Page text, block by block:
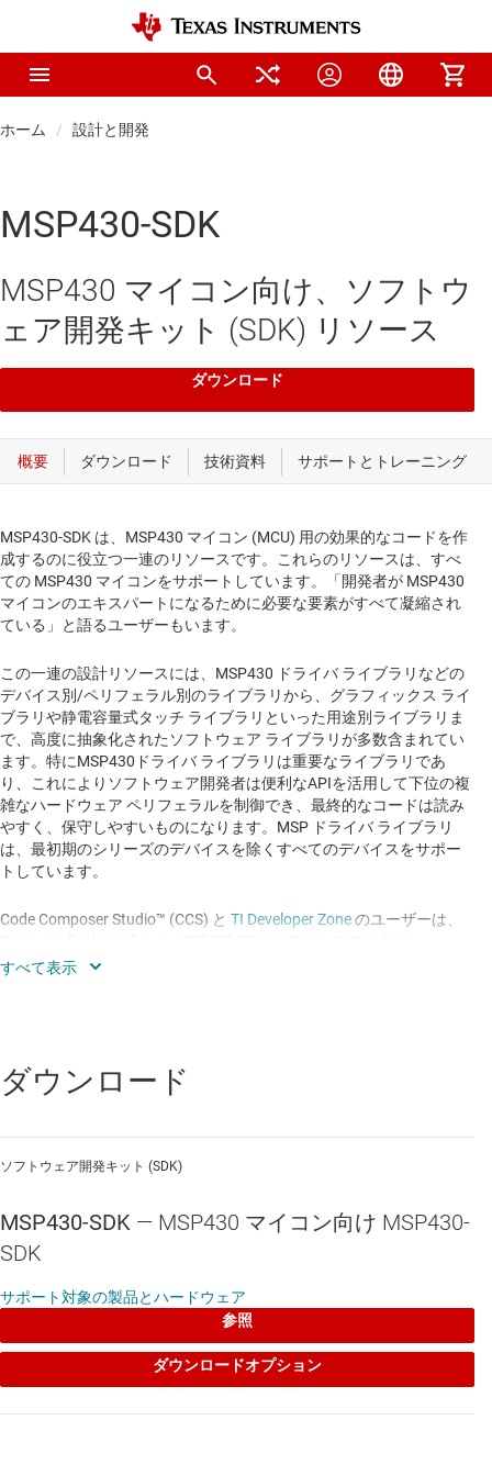
ホーム 設計と開発
MSP430-SDK
MSP430 マイコン向け、ソフトウ
ェア開発キット (SDK) リソース
ダウンロード
MSP430-SDK は、MSP430 マイコン (MCU) 用の効果的なコードを作
成するのに役立つ一連のリソースです。これらのリソースは、すべ
ての MSP430 マイコンをサポートしています。「開発者が MSP430
マイコンのエキスパートになるために必要な要素がすべて凝縮され
ている」と語るユーザーもいます。
この一連の設計リソースには、MSP430 ドライバ ライブラリなどの
デバイス別/ペリフェラル別のライブラリから、グラフィックス ライ
ブラリや静電容量式タッチ ライブラリといった用途別ライブラリま
で、高度に抽象化されたソフトウェア ライブラリが多数含まれてい
ます。特にMSP430ドライバ ライブラリは重要なライブラリであ
り、これによりソフトウェア開発者は便利なAPIを活用して下位の複
雑なハードウェア ペリフェラルを制御でき、最終的なコードは読み
やすく、保守しやすいものになります。MSP ドライバ ライブラリ
は、最初期のシリーズのデバイスを除くすべてのデバイスをサポー
トしています。
Code Composer Studio™ (CCS) と TI Developer Zoneのユーザーは、
特長
TI の新しいクラウドベース ツールの一部として利用可能
Web 経由の自動更新
MSP ドライバ ライブラリの特長
2 ペイン ビューを使用した、コンテンツの自動的なフィル
ダウンロード
ソフトウェア開発キット (SDK)
MSP430-SDK — MSP430 マイコン向け MSP430-
SDK
サポート対象の製品とハードウェア
参照
ダウンロードオプション